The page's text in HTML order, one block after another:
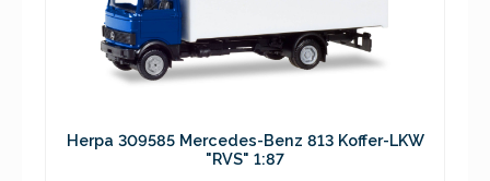
Herpa 309585 Mercedes-Benz 813 Koffer-LKW
"RVS" 1:87